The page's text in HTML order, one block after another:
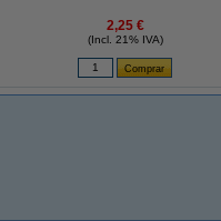
2,25 €
(Incl. 21% IVA)